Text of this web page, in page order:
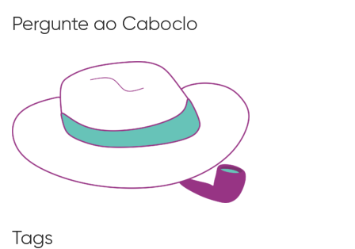
Pergunte ao Caboclo
Tags